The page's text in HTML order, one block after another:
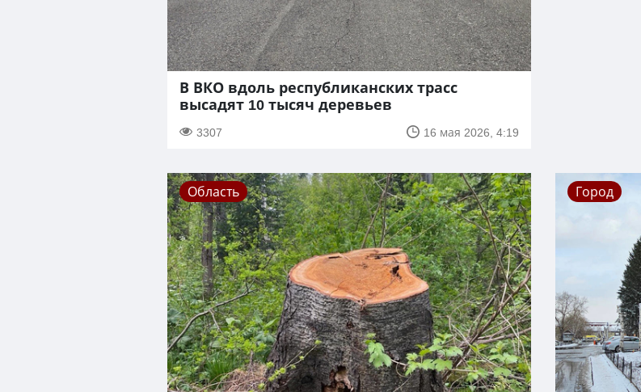
В ВКО вдоль республиканских трасс
высадят 10 тысяч деревьев
3307 16 мая 2026, 4:19
Область Город